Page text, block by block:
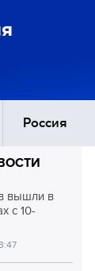
Россия
Восток
вышли в
с 10-